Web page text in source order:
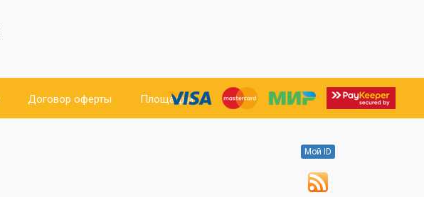
Договор оферты Площадки
Мой ID